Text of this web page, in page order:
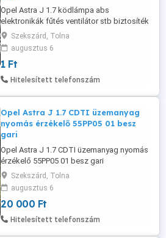
Opel Astra J 1.7 ködlámpa abs
elektronikák fűtés ventilátor stb biztosíték
doboz elkelt középső konzol km óra
hátsó lámpa elektromos kézifék
Szekszárd, Tolna
augusztus 6
1 Ft
Hitelesített telefonszám
Opel Astra J 1.7 CDTI üzemanyag
nyomás érzékelő 55PP05 01 besz
gari
Opel Astra J 1.7 CDTI üzemanyag nyomás
érzékelő 55PP05 01 besz gari
Szekszárd, Tolna
augusztus 6
20 000 Ft
Hitelesített telefonszám